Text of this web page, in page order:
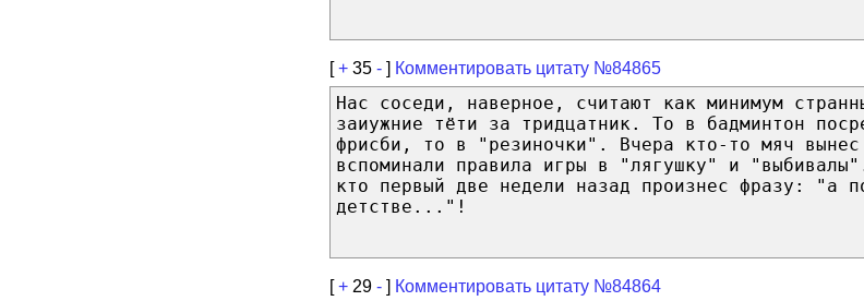
[+ 35 - ] Комментировать цитату №84865
Нас соседи, наверное, считают как минимум
заиужние тёти за тридцатник. То в бадминтон
фрисби, то в "резиночки". Вчера кто-то мяч
вспоминали правила игры в "лягушку" и
кто первый две недели назад произнес фразу: "а
детстве..."!
[+ 29 - ] Комментировать цитату №84864